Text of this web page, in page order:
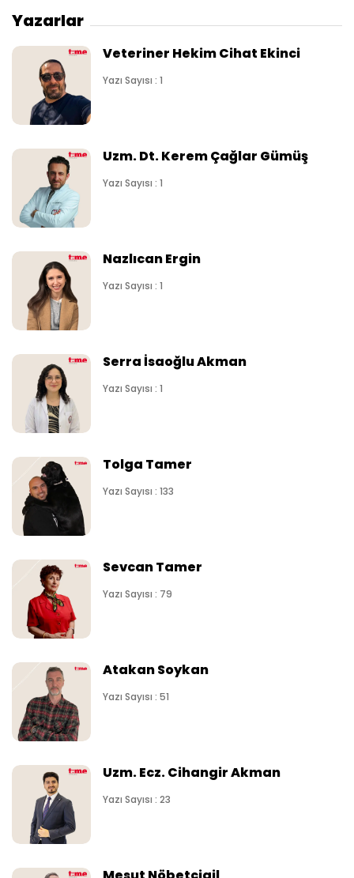
Yazarlar
Veteriner Hekim Cihat Ekinci
Yazı Sayısı : 1
Uzm. Dt. Kerem Çağlar Gümüş
Yazı Sayısı : 1
Nazlıcan Ergin
Yazı Sayısı : 1
Serra İsaoğlu Akman
Yazı Sayısı : 1
Tolga Tamer
Yazı Sayısı : 133
Sevcan Tamer
Yazı Sayısı : 79
Atakan Soykan
Yazı Sayısı : 51
Uzm. Ecz. Cihangir Akman
Yazı Sayısı : 23